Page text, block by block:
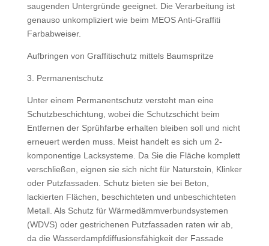
saugenden Untergründe geeignet. Die Verarbeitung ist
genauso unkompliziert wie beim MEOS Anti-Graffiti
Farbabweiser.
Aufbringen von Graffitischutz mittels Baumspritze
3. Permanentschutz
Unter einem Permanentschutz versteht man eine
Schutzbeschichtung, wobei die Schutzschicht beim
Entfernen der Sprühfarbe erhalten bleiben soll und nicht
erneuert werden muss. Meist handelt es sich um 2-
komponentige Lacksysteme. Da Sie die Fläche komplett
verschließen, eignen sie sich nicht für Naturstein, Klinker
oder Putzfassaden. Schutz bieten sie bei Beton,
lackierten Flächen, beschichteten und unbeschichteten
Metall. Als Schutz für Wärmedämmverbundsystemen
(WDVS) oder gestrichenen Putzfassaden raten wir ab,
da die Wasserdampfdiffusionsfähigkeit der Fassade